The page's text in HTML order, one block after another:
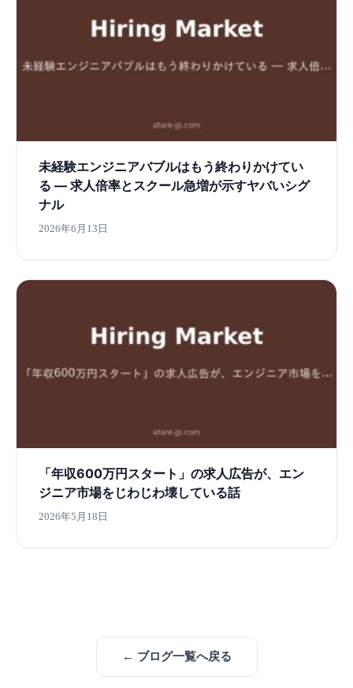
未経験エンジニアバブルはもう終わりかけてい
る ― 求人倍率とスクール急増が示すヤバいシグ
ナル
2026年6月13日
「年収600万円スタート」の求人広告が、エン
ジニア市場をじわじわ壊している話
2026年5月18日
← ブログ一覧へ戻る